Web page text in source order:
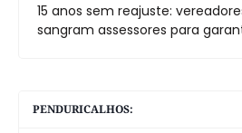
15 anos sem reajuste:
sangram assessores para
PENDURICALHOS: